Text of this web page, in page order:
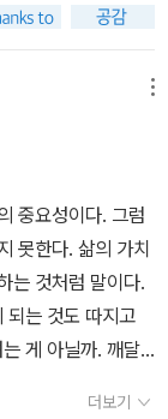
한 질문만을 할
것으로 인식시켜주
읽고 초반에서 중반
생각마저 들었다.
지는 '죽음'과 그
'동경'을 만들어 낼
문학상을 수상했
《혼불》의 작가 최
나아가 한국 문단
심화된 한국 소설
한 대한민국 문학
본으로 출간된다.
중요성이다. 그럼
못한다. 삶의 가치
는 것처럼 말이다.
되는 것도 따지고
게 아닐까. 깨달
더보기